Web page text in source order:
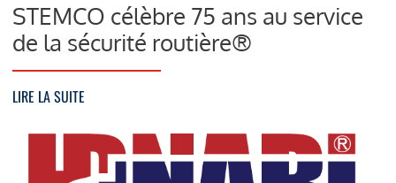
STEMCO célèbre 75 ans au service
de la sécurité routière®
LIRE LA SUITE